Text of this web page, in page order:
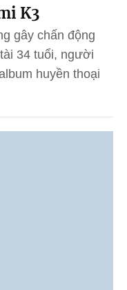
K3
gây chấn động
34 tuổi, người
huyền thoại